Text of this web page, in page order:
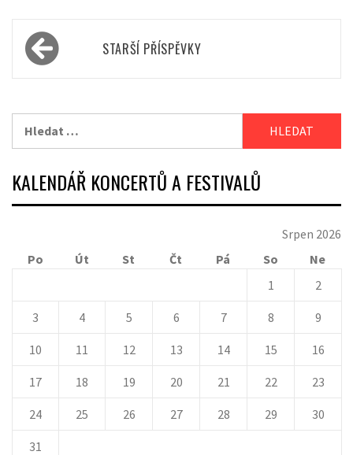
Navigace
pro STARŠÍ PŘÍSPĚVKY
KALENDÁŘ KONCERTŮ A FESTIVALŮ
Srpen 2026
Po
Út St Čt Pá So
Ne
1
2
3 4 5 6 7 8 9
10 11 12 13 14 15 16
17 18 19 20 21 22 23
24 25 26 27 28 29 30
31